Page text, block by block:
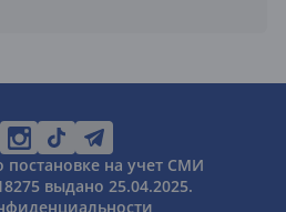
постановке на учет СМИ
выдано 25.04.2025.